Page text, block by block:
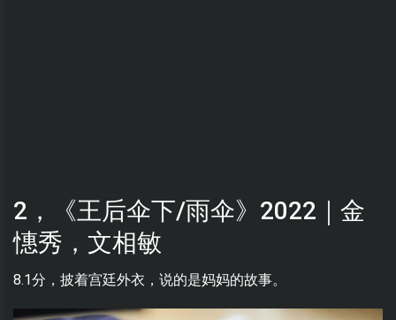
2，《王后伞下/雨伞》2022｜金
憓秀，文相敏
8.1分，披着宫廷外衣，说的是妈妈的故事。